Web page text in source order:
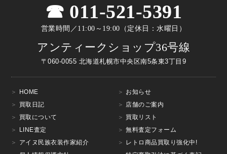
011-521-5391
営業時間／11:00～19:00（定休日：水曜日）
アンティークショップ36号線
〒060-0055 北海道札幌市中央区南5条東3丁目9
HOME
お知らせ
買取日記
店舗のご案内
買取について
買取リスト
LINE査定
無料査定フォーム
アイヌ民族衣装作家紹介
レトロ商品買取り強化中!